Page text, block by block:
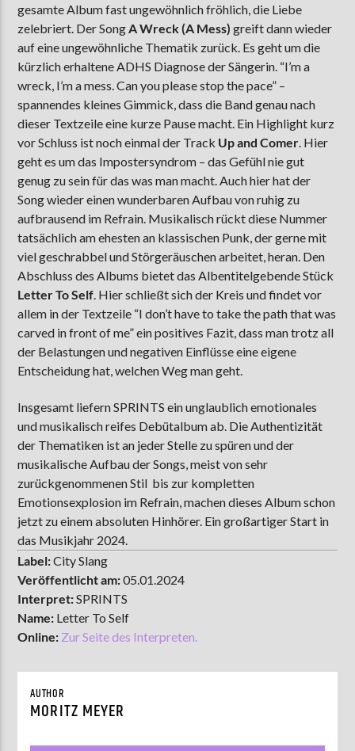
gesamte Album fast ungewöhnlich fröhlich, die Liebe
zelebriert. Der SongA Wreck (A Mess) greift dann wieder
auf eine ungewöhnliche Thematik zurück. Es geht um die
kürzlich erhaltene ADHS Diagnose der Sängerin. “I’m a
wreck, I’m a mess. Can you please stop the pace” –
spannendes kleines Gimmick, dass die Band genau nach
dieser Textzeile eine kurze Pause macht. Ein Highlight kurz
vor Schluss ist noch einmal der Track Up and Comer. Hier
geht es um das Impostersyndrom – das Gefühl nie gut
genug zu sein für das was man macht. Auch hier hat der
Song wieder einen wunderbaren Aufbau von ruhig zu
aufbrausend im Refrain. Musikalisch rückt diese Nummer
tatsächlich am ehesten an klassischen Punk, der gerne mit
viel geschrabbel und Störgeräuschen arbeitet, heran. Den
Abschluss des Albums bietet das Albentitelgebende Stück
Letter To Self. Hier schließt sich der Kreis und findet vor
allem in der Textzeile “I don’t have to take the path that was
carved in front of me” ein positives Fazit, dass man trotz all
der Belastungen und negativen Einflüsse eine eigene
Entscheidung hat, welchen Weg man geht.
Insgesamt liefern SPRINTS ein unglaublich emotionales
und musikalisch reifes Debütalbum ab. Die Authentizität
der Thematiken ist an jeder Stelle zu spüren und der
musikalische Aufbau der Songs, meist von sehr
zurückgenommenen Stil bis zur kompletten
Emotionsexplosion im Refrain, machen dieses Album schon
jetzt zu einem absoluten Hinhörer. Ein großartiger Start in
das Musikjahr 2024.
Label:City Slang
Veröffentlicht am:05.01.2024
Interpret:SPRINTS
Name: Letter To Self
Online: Zur Seite des Interpreten.
AUTHOR
MORITZ MEYER